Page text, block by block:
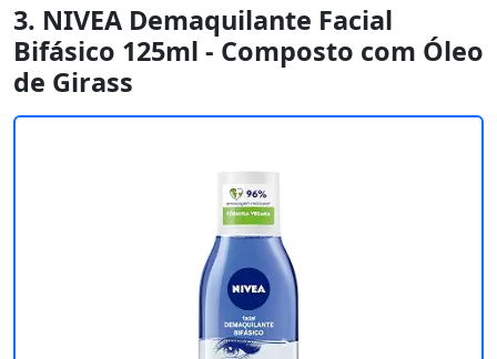
3. NIVEA Demaquilante Facial
Bifásico 125ml - Composto com Óleo
de Girass